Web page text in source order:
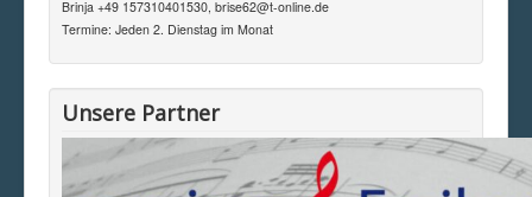
Brinja +49 157310401530, brise62@t-online.de
Termine: Jeden 2. Dienstag im Monat
Unsere Partner